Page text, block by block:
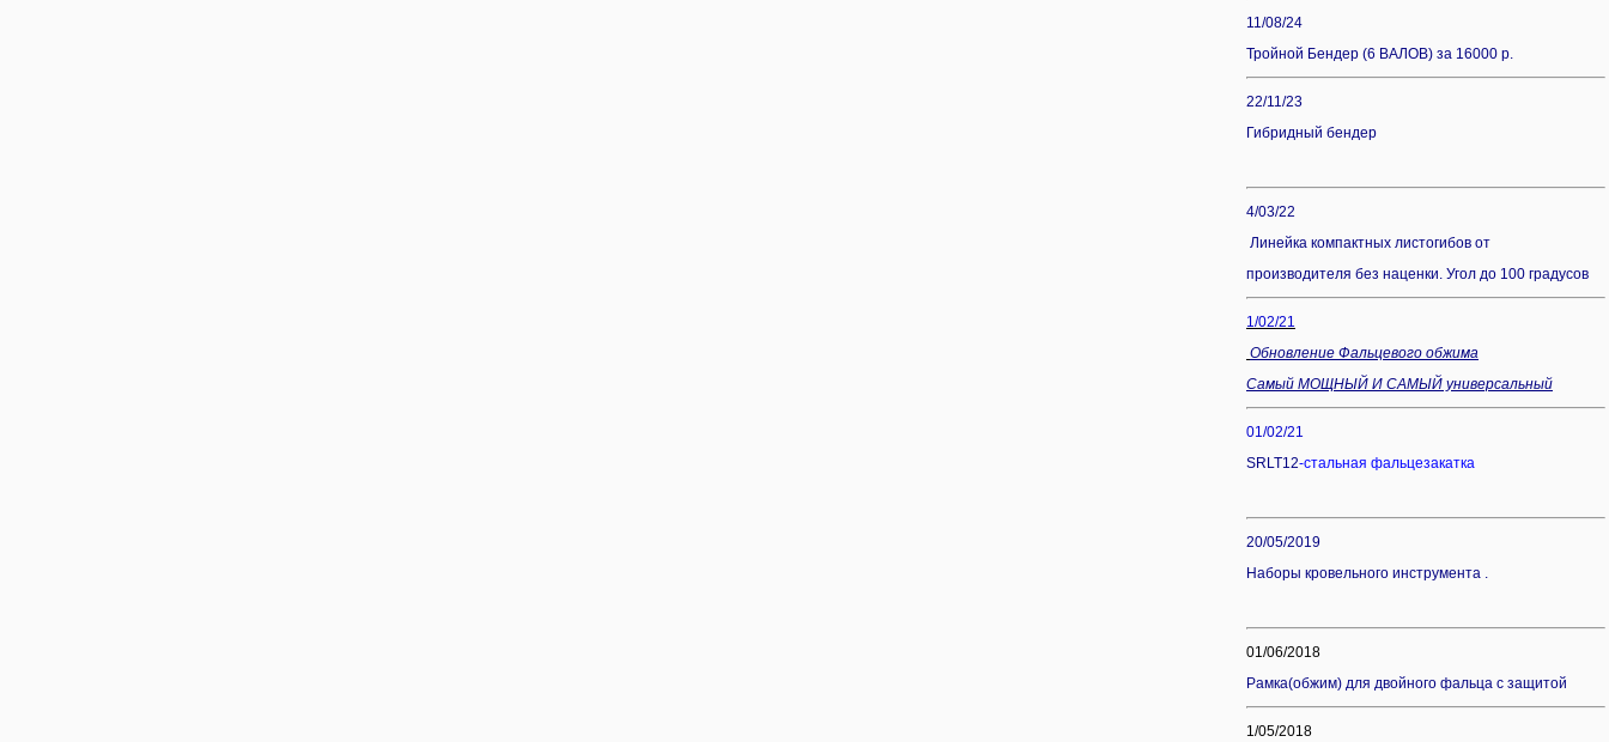
11/08/24
Тройной Бендер (6 ВАЛОВ) за 16000 р.
22/11/23
Гибридный бендер
4/03/22
Линейка компактных листогибов от
производителя без наценки. Угол до 100 градусов
1/02/21
Обновление Фальцевого обжима
Самый МОЩНЫЙ И САМЫЙ универсальный
01/02/21
SRLT12-стальная фальцезакатка
20/05/2019
Наборы кровельного инструмента .
01/06/2018
Рамка(обжим) для двойного фальца с защитой
1/05/2018